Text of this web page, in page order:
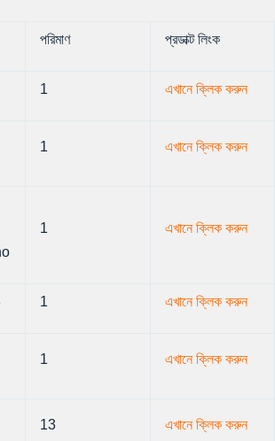
পরিমাণ প্রডাক্ট লিংক
1 এখানে ক্লিক করুন
1 এখানে ক্লিক করুন
1 এখানে ক্লিক করুন
1 এখানে ক্লিক করুন
1 এখানে ক্লিক করুন
13 এখানে ক্লিক করুন